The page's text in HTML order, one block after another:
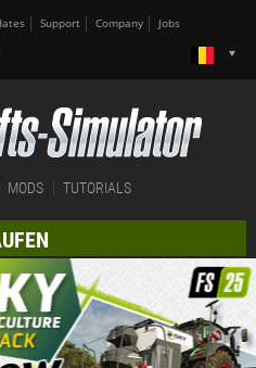
Support Company Jobs
MODS TUTORIALS